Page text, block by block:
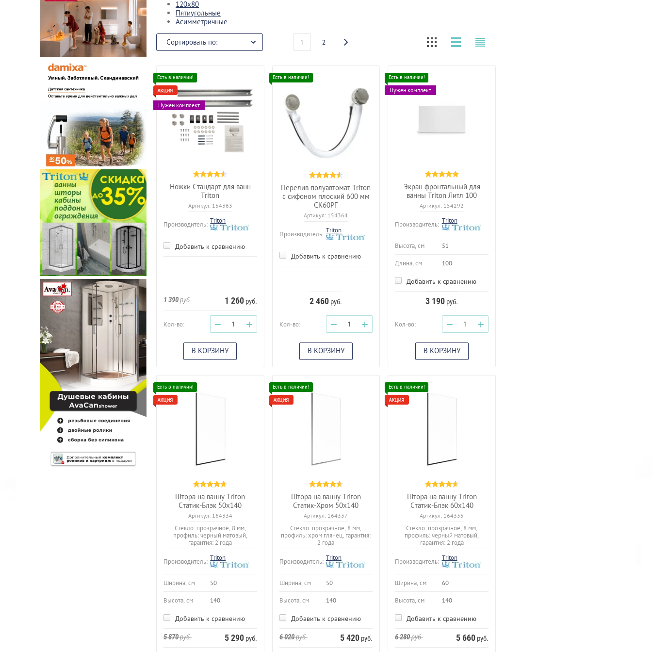
120x80
Пятиугольные
Асимметричные
Сортировать по: 1 2
Нужен комплект
Ножки Стандарт для ванн
Triton
Артикул:154363
Производитель: Triton
Добавить к сравнению
1 390руб. 1 260руб.
Кол-во: − +
В КОРЗИНУ
Перелив полуавтомат Triton
с сифоном плоский 600 мм
CK60PF
Артикул: 154364
Производитель: Triton
Добавить к сравнению
2 460 руб.
Кол-во: − +
В КОРЗИНУ
Нужен комплект
Экран фронтальный для
ванны Triton Литл 100
Артикул: 154292
Производитель: Triton
Высота, см 51
Длина, см 100
Добавить к сравнению
3 190 руб.
Кол-во: − +
В КОРЗИНУ
Штора на ванну Triton
Статик-Блэк 50х140
Артикул:164334
Стекло: прозрачное, 8 мм,
профиль: черный матовый,
гарантия: 2 года
Производитель: Triton
Ширина, см 50
Высота, см 140
Добавить к сравнению
5 870руб. 5 290руб.
Штора на ванну Triton
Статик-Хром 50х140
Артикул: 164337
Стекло: прозрачное, 8 мм,
профиль: хром глянец, гарантия:
2 года
Производитель: Triton
Ширина, см 50
Высота, см 140
Добавить к сравнению
6 020руб. 5 420 руб.
Штора на ванну Triton
Статик-Блэк 60х140
Артикул: 164335
Стекло: прозрачное, 8 мм,
профиль: черный матовый,
гарантия: 2 года
Производитель: Triton
Ширина, см 60
Высота, см 140
Добавить к сравнению
6 280руб. 5 660руб.